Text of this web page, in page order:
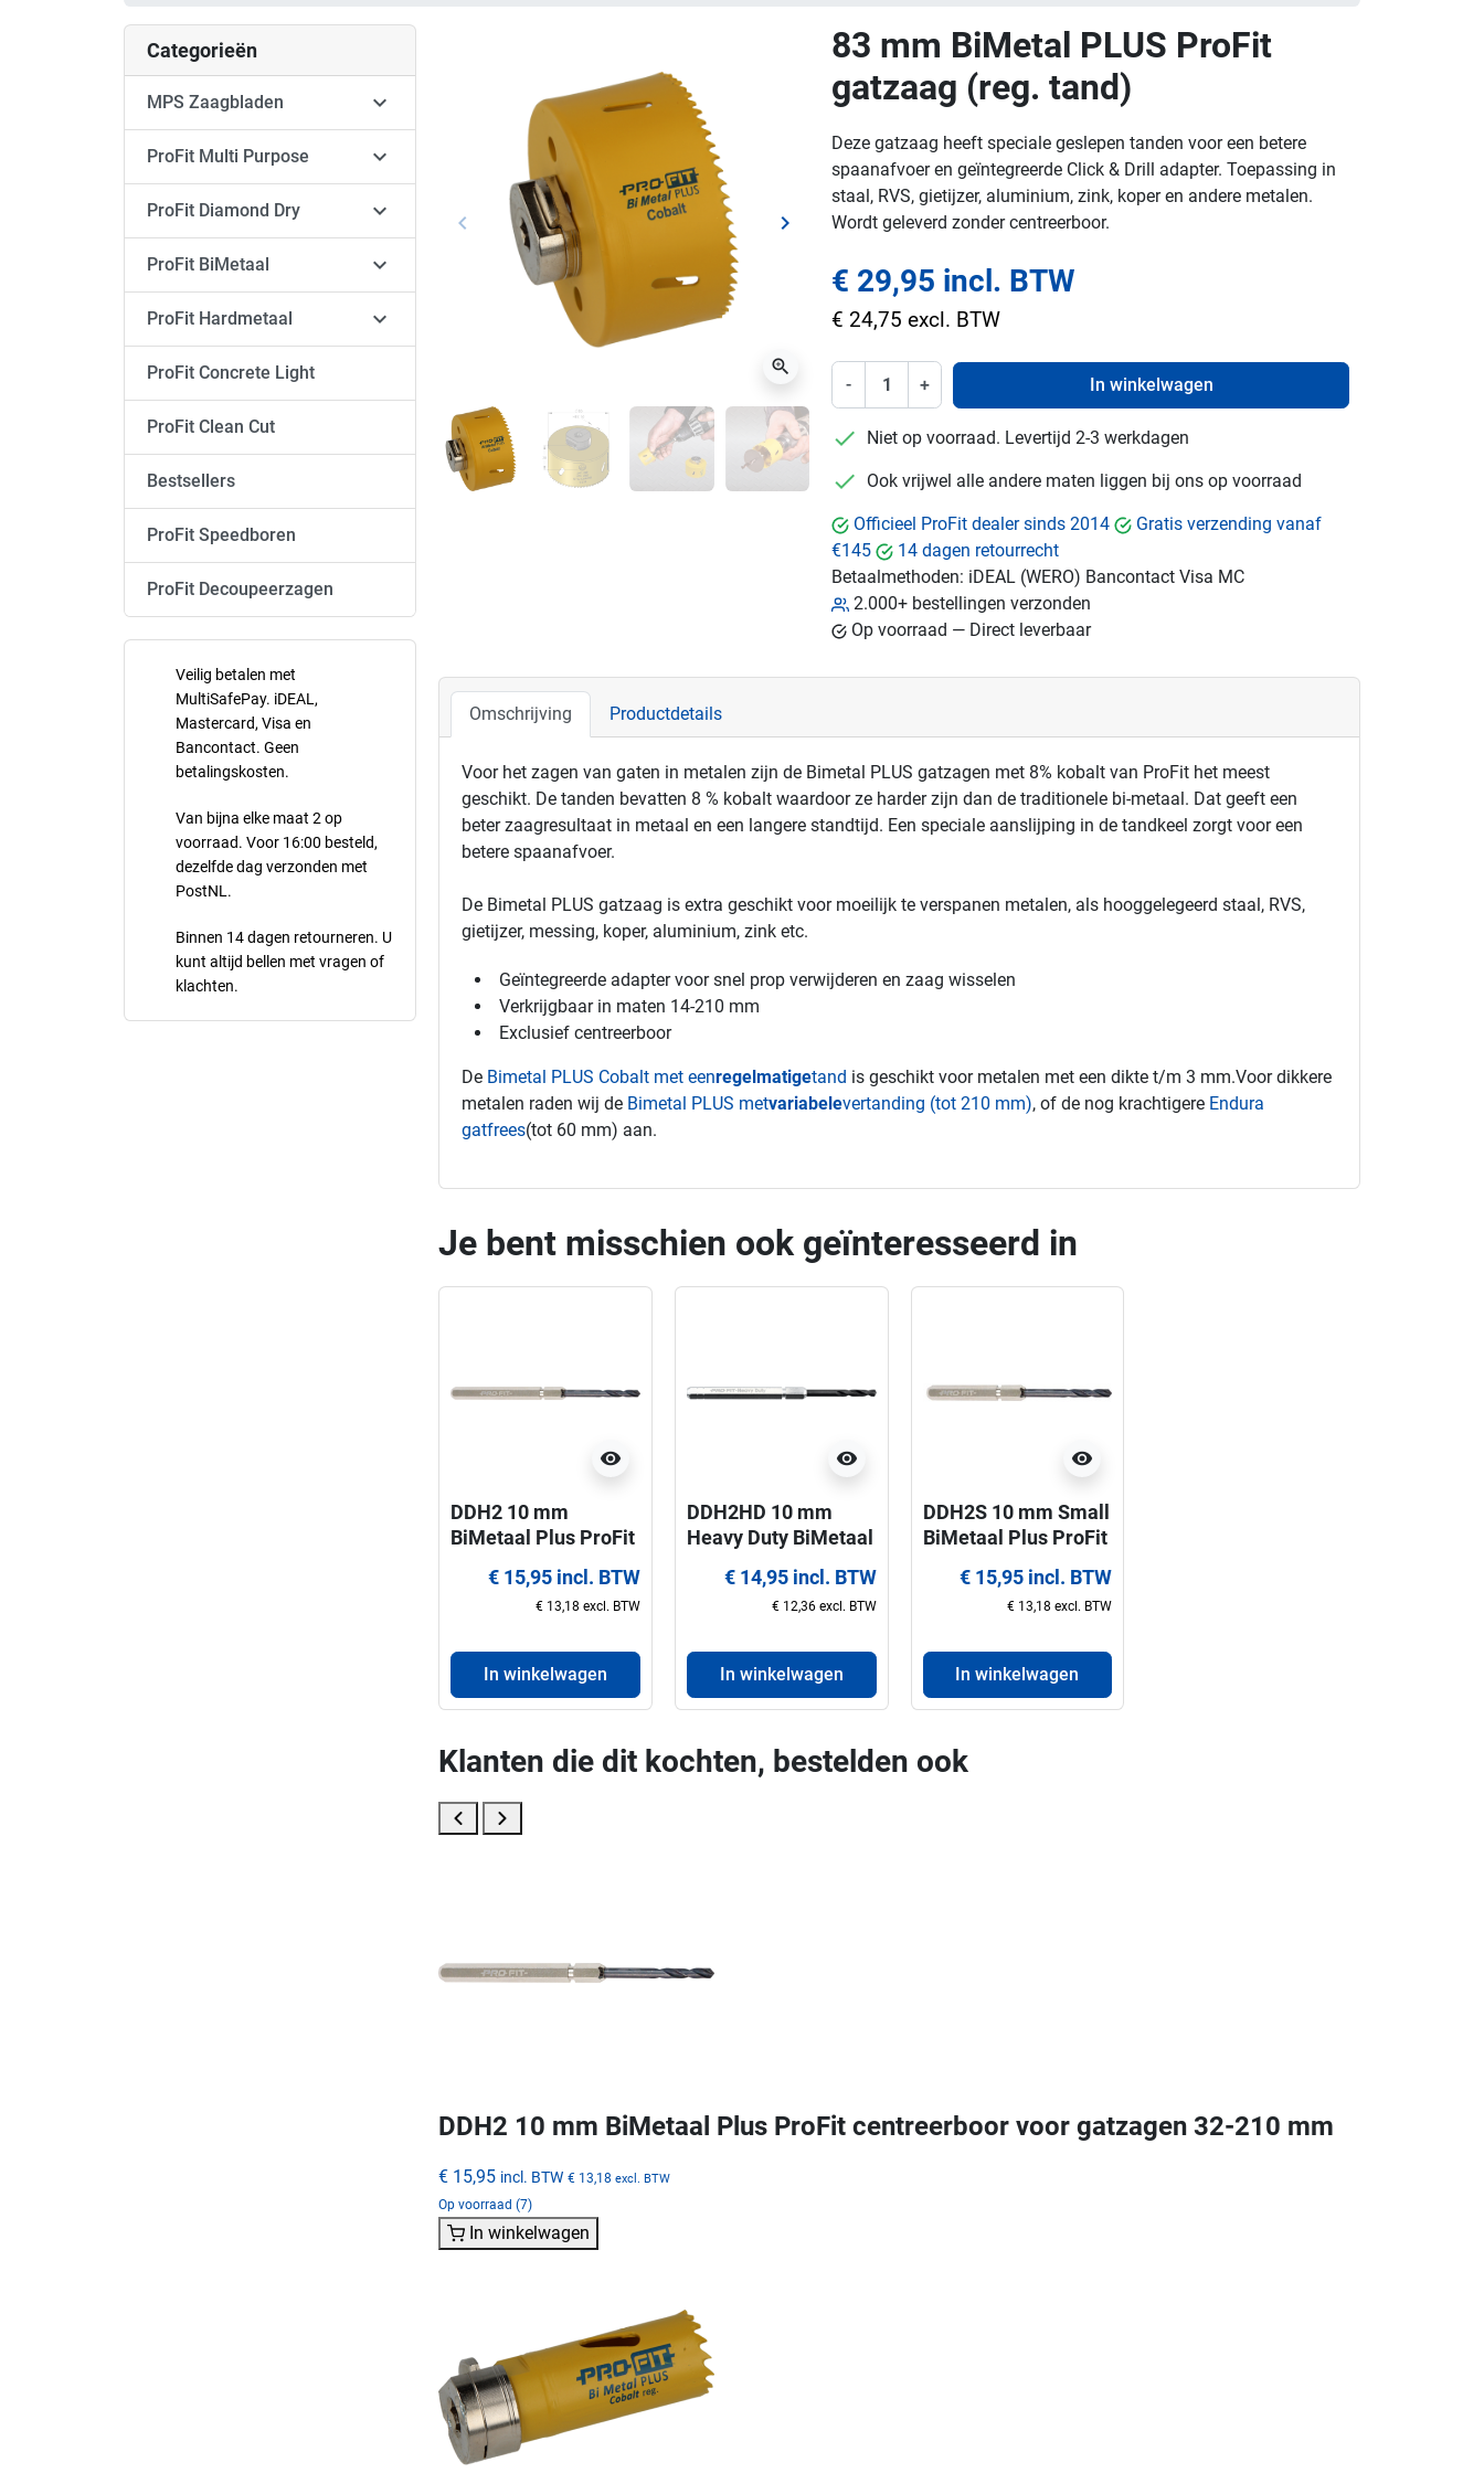
Categorieën
MPS Zaagbladen 
ProFit Multi Purpose 
ProFit Diamond Dry 
ProFit BiMetaal 
ProFit Hardmetaal 
ProFit Concrete Light
ProFit Clean Cut
Bestsellers
ProFit Speedboren
ProFit Decoupeerzagen
Veilig betalen met
MultiSafePay. iDEAL,
Mastercard, Visa en
Bancontact. Geen
betalingskosten.
Van bijna elke maat 2 op
voorraad. Voor 16:00 besteld,
dezelfde dag verzonden met
PostNL.
Binnen 14 dagen retourneren. U
kunt altijd bellen met vragen of
klachten.
Vorige
keyboard_arrow_left Volgende
keyboard_arrow_right
zoom_in
83 mm BiMetal PLUS ProFit
gatzaag (reg. tand)
Deze gatzaag heeft speciale geslepen tanden voor een betere
spaanafvoer en geïntegreerde Click & Drill adapter. Toepassing in
staal, RVS, gietijzer, aluminium, zink, koper en andere metalen.
Wordt geleverd zonder centreerboor.
€ 29,95 incl. BTW
€ 24,75 excl. BTW
- + In winkelwagen
checkmark
Niet op voorraad. Levertijd 2-3 werkdagen
checkmark
Ook vrijwel alle andere maten liggen bij ons op voorraad
Officieel ProFit dealer sinds 2014
Gratis verzending vanaf
€145
14 dagen retourrecht
Betaalmethoden: iDEAL (WERO) Bancontact Visa MC
2.000+ bestellingen verzonden
Op voorraad — Direct leverbaar
Omschrijving Productdetails
Voor het zagen van gaten in metalen zijn de Bimetal PLUS gatzagen met 8% kobalt van ProFit het meest
geschikt. De tanden bevatten 8 % kobalt waardoor ze harder zijn dan de traditionele bi-metaal. Dat geeft een
beter zaagresultaat in metaal en een langere standtijd. Een speciale aanslijping in de tandkeel zorgt voor een
betere spaanafvoer.
De Bimetal PLUS gatzaag is extra geschikt voor moeilijk te verspanen metalen, als hooggelegeerd staal, RVS,
gietijzer, messing, koper, aluminium, zink etc.
Geïntegreerde adapter voor snel prop verwijderen en zaag wisselen
Verkrijgbaar in maten 14-210 mm
Exclusief centreerboor
De Bimetal PLUS Cobalt met eenregelmatigetand is geschikt voor metalen met een dikte t/m 3 mm.Voor dikkere
metalen raden wij de Bimetal PLUS metvariabelevertanding (tot 210 mm), of de nog krachtigere Endura
gatfrees(tot 60 mm) aan.
Je bent misschien ook geïnteresseerd in
visibility
DDH2 10 mm
BiMetaal Plus ProFit
gatzagen 32-210
€ 15,95 incl. BTW
€ 13,18 excl. BTW
In winkelwagen
visibility
DDH2HD 10 mm
Heavy Duty BiMetaal
centreerboor voor
gatzagen 32-210
€ 14,95 incl. BTW
€ 12,36 excl. BTW
In winkelwagen
visibility
DDH2S 10 mm Small
BiMetaal Plus ProFit
gatzagen 32-210
€ 15,95 incl. BTW
€ 13,18 excl. BTW
In winkelwagen
Klanten die dit kochten, bestelden ook
DDH2 10 mm BiMetaal Plus ProFit centreerboor voor gatzagen 32-210 mm
€ 15,95 incl. BTW € 13,18 excl. BTW
Op voorraad (7)
In winkelwagen